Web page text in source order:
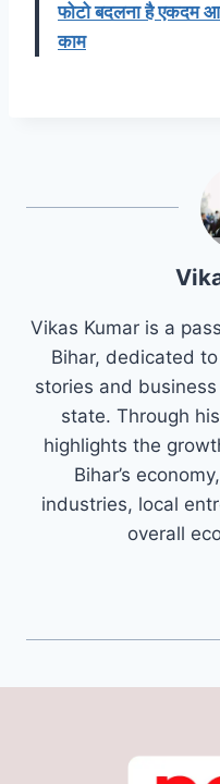
फोटो बदलना है एकदम
काम
Vikas Kumar is a
Bihar, dedicated
stories and
state. Through
highlights the
Bihar’s
industries, local
overall